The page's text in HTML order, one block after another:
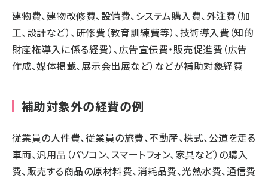
建物費、建物改修費、設備費、システム購入費、外注費（加
工、設計など）、研修費（教育訓練費等）、技術導入費（知的
財産権導入に係る経費）、広告宣伝費・販売促進費（広告
作成、媒体掲載、展示会出展など）などが補助対象経費
補助対象外の経費の例
従業員の人件費、従業員の旅費、不動産、株式、公道を走る
車両、汎用品（パソコン、スマートフォン、家具など）の購入
費、販売する商品の原材料費、消耗品費、光熱水費、通信費